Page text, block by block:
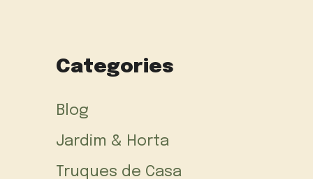
Categories
Blog
Jardim & Horta
Truques de Casa